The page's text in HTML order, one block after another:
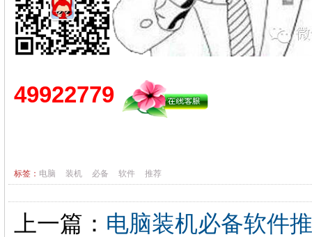
49922779
标签： 电脑 装机 必备 软件 推荐
上一篇： 电脑装机必备软